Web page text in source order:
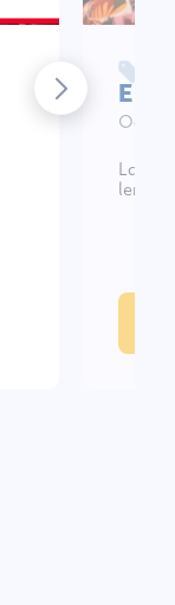
En
Oct
La
lentes